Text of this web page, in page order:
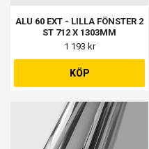
ALU 60 EXT - LILLA FÖNSTER 2
ST 712 X 1303MM
1 193 kr
KÖP